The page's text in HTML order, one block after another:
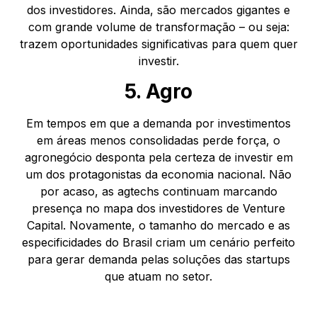
dos investidores. Ainda, são mercados gigantes e
com grande volume de transformação – ou seja:
trazem oportunidades significativas para quem quer
investir.
5. Agro
Em tempos em que a demanda por investimentos
em áreas menos consolidadas perde força, o
agronegócio desponta pela certeza de investir em
um dos protagonistas da economia nacional. Não
por acaso, as agtechs continuam marcando
presença no mapa dos investidores de Venture
Capital. Novamente, o tamanho do mercado e as
especificidades do Brasil criam um cenário perfeito
para gerar demanda pelas soluções das startups
que atuam no setor.